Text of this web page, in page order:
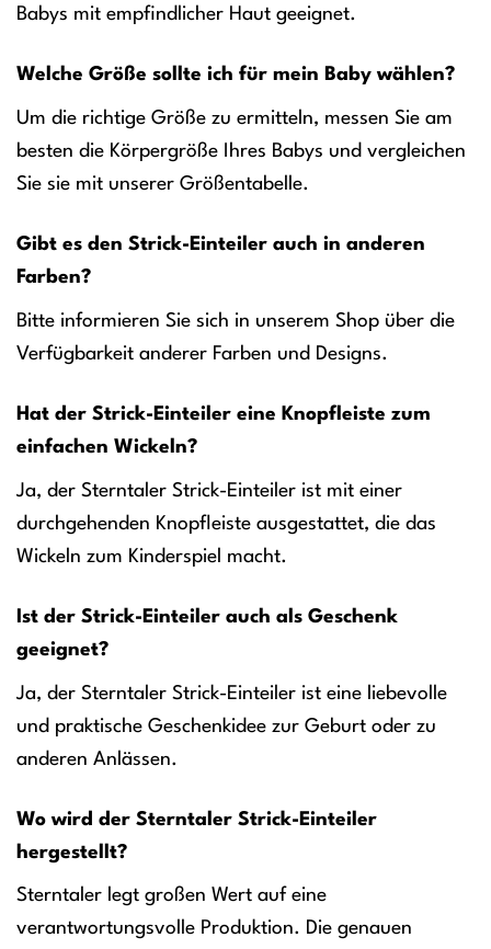
Babys mit empfindlicher Haut geeignet.
Welche Größe sollte ich für mein Baby wählen?
Um die richtige Größe zu ermitteln, messen Sie am
besten die Körpergröße Ihres Babys und vergleichen
Sie sie mit unserer Größentabelle.
Gibt es den Strick-Einteiler auch in anderen
Farben?
Bitte informieren Sie sich in unserem Shop über die
Verfügbarkeit anderer Farben und Designs.
Hat der Strick-Einteiler eine Knopfleiste zum
einfachen Wickeln?
Ja, der Sterntaler Strick-Einteiler ist mit einer
durchgehenden Knopfleiste ausgestattet, die das
Wickeln zum Kinderspiel macht.
Ist der Strick-Einteiler auch als Geschenk
geeignet?
Ja, der Sterntaler Strick-Einteiler ist eine liebevolle
und praktische Geschenkidee zur Geburt oder zu
anderen Anlässen.
Wo wird der Sterntaler Strick-Einteiler
hergestellt?
Sterntaler legt großen Wert auf eine
verantwortungsvolle Produktion. Die genauen